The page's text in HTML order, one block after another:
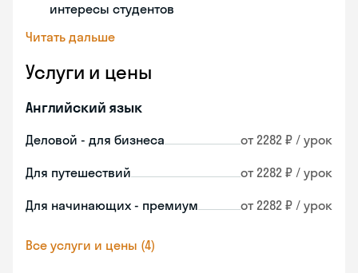
интересы студентов
Читать дальше
Услуги и цены
Английский язык
Деловой - для бизнеса от 2282 ₽ / урок
Для путешествий от 2282 ₽ / урок
Для начинающих - премиум от 2282 ₽ / урок
Все услуги и цены (4)